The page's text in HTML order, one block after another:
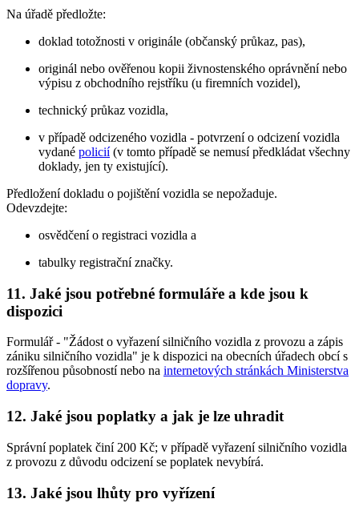
Na úřadě předložte:
doklad totožnosti v originále (občanský průkaz, pas),
originál nebo ověřenou kopii živnostenského oprávnění nebo
výpisu z obchodního rejstříku (u firemních vozidel),
technický průkaz vozidla,
v případě odcizeného vozidla - potvrzení o odcizení vozidla
vydané policií(v tomto případě se nemusí předkládat všechny
doklady, jen ty existující).
Předložení dokladu o pojištění vozidla se nepožaduje.
Odevzdejte:
osvědčení o registraci vozidla a
tabulky registrační značky.
11. Jaké jsou potřebné formuláře a kde jsou k
dispozici
Formulář - "Žádost o vyřazení silničního vozidla z provozu a zápis
zániku silničního vozidla" je k dispozici na obecních úřadech obcí s
rozšířenou působností nebo na internetových stránkách Ministerstva
dopravy.
12. Jaké jsou poplatky a jak je lze uhradit
Správní poplatek činí 200 Kč; v případě vyřazení silničního vozidla
z provozu z důvodu odcizení se poplatek nevybírá.
13. Jaké jsou lhůty pro vyřízení